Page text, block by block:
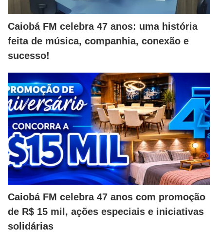
Caiobá FM celebra 47 anos: uma história
feita de música, companhia, conexão e
sucesso!
Caiobá FM celebra 47 anos com promoção
de R$ 15 mil, ações especiais e iniciativas
solidárias